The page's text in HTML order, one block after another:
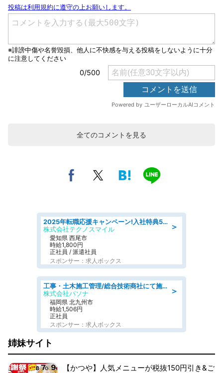
全てのコメントを見る
＞
2025年転職応援キャンペーン!入社特典58万円/デンソーで働こう!自動車工場で小型部品の検査業務 denso aichi
株式会社テクノスマイル
愛知県 西尾市
時給1,800円
正社員 / 派遣社員
スポンサー：求人ボックス
＞
工事・土木施工管理/総合技術商社にて施工管理のお仕事/即日勤務可/車通勤可/工事・土木施工管理/生産・品質管理
株式会社パソナ
福岡県 北九州市
時給1,506円
正社員
スポンサー：求人ボックス
姉妹サイト
【かつや】人気メニューが税抜150円引き&ご